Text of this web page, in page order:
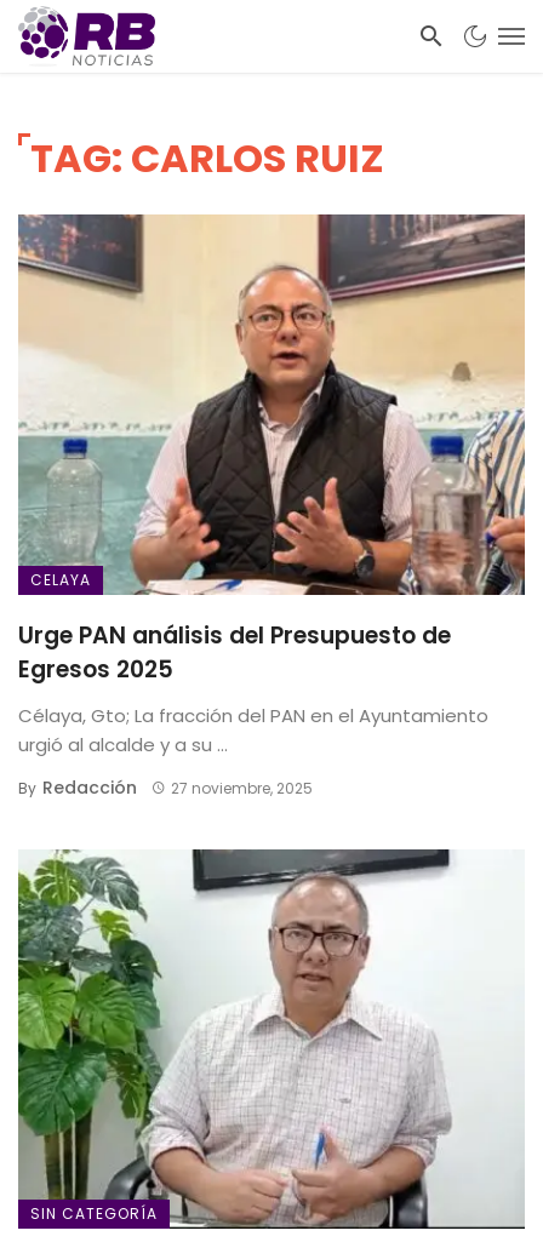
TAG: CARLOS RUIZ
CELAYA
Urge PAN análisis del Presupuesto de
Egresos 2025
Célaya, Gto; La fracción del PAN en el Ayuntamiento
urgió al alcalde y a su ...
By Redacción 27 noviembre, 2025
SIN CATEGORÍA